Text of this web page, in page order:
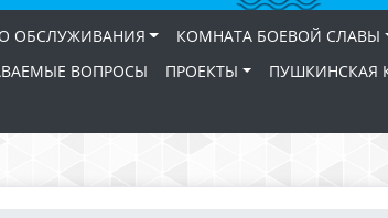
ОБСЛУЖИВАНИЯ КОМНАТА БОЕВОЙ СЛАВЫ
ВОПРОСЫ ПРОЕКТЫ ПУШКИНСКАЯ